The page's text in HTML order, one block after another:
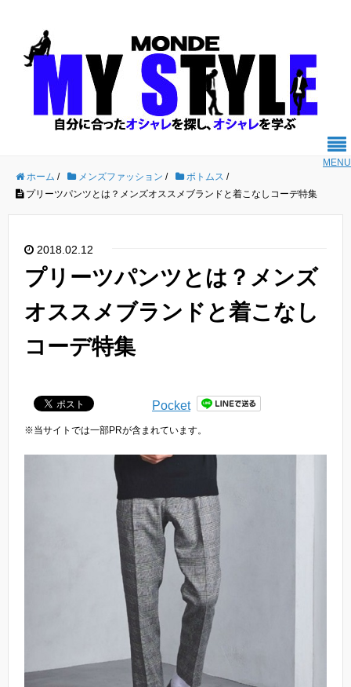
MENU
ホーム / メンズファッション / ボトムス /
プリーツパンツとは？メンズオススメブランドと着こなしコーデ特集
2018.02.12
プリーツパンツとは？メンズ
オススメブランドと着こなし
コーデ特集
Pocket
※当サイトでは一部PRが含まれています。